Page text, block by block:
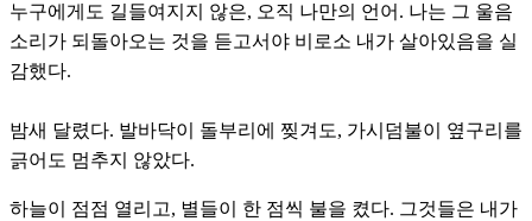
누구에게도 길들여지지 않은, 오직 나만의 언어. 나는 그 울음
소리가 되돌아오는 것을 듣고서야 비로소 내가 살아있음을 실
감했다.
밤새 달렸다. 발바닥이 돌부리에 찢겨도, 가시덤불이 옆구리를
긁어도 멈추지 않았다.
하늘이 점점 열리고, 별들이 한 점씩 불을 켰다. 그것들은 내가